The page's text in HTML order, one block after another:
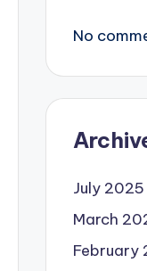
No
July 2025
March
February